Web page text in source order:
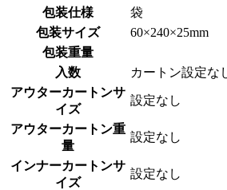
包装仕様
袋
包装サイズ
60×240×25mm
包装重量
入数
カートン設定な
アウターカートンサ
イズ
設定なし
アウターカートン重
量
設定なし
インナーカートンサ
イズ
設定なし